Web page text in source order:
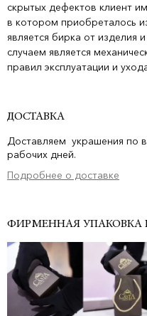
скрытых дефектов клиент
в котором приобреталось
является бирка от изделия
случаем является
правил эксплуатации и
ДОСТАВКА
Доставляем украшения по
рабочих дней.
Подробнее о доставке
ФИРМЕННАЯ